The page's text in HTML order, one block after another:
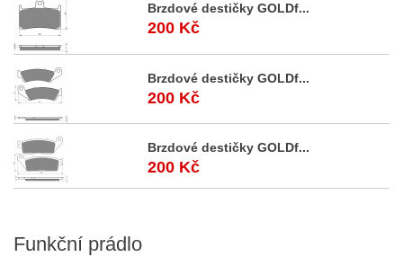
Brzdové destičky GOLDf...
200 Kč
Brzdové destičky GOLDf...
200 Kč
Brzdové destičky GOLDf...
200 Kč
Funkční prádlo